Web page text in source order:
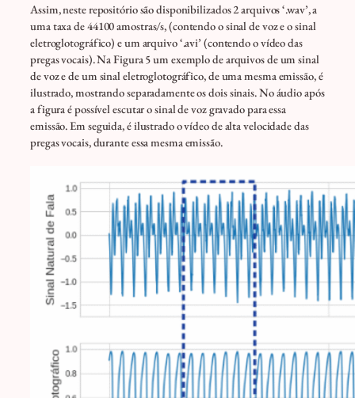
Assim, neste repositório são disponibilizados 2 arquivos ‘.wav’, a
uma taxa de 44100 amostras/s, (contendo o sinal de voz e o sinal
eletroglotográfico) e um arquivo ‘.avi’ (contendo o vídeo das
pregas vocais). Na Figura 5 um exemplo de arquivos de um sinal
de voz e de um sinal eletroglotográfico, de uma mesma emissão, é
ilustrado, mostrando separadamente os dois sinais. No áudio após
a figura é possível escutar o sinal de voz gravado para essa
emissão. Em seguida, é ilustrado o vídeo de alta velocidade das
pregas vocais, durante essa mesma emissão.